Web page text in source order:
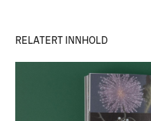
RELATERT INNHOLD